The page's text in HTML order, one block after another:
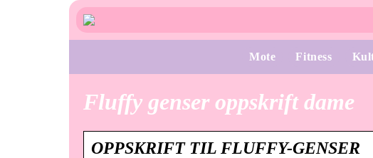
Mote Fitness
Fluffy genser oppskrift dame
OPPSKRIFT TIL FLUFFY-GENSER